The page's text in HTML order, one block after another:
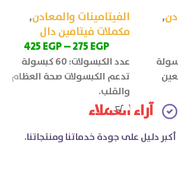
,
الفيتامينات والمعادن,
مكملات فيتامين دال
275EGP
–
425EGP
عدد الكبسولات: 60 كبسولة
تدعم الكبسولات صحة العظام
والقلب.
آراء العملاء
دليل على جودة خدماتنا ومنتجاتنا.